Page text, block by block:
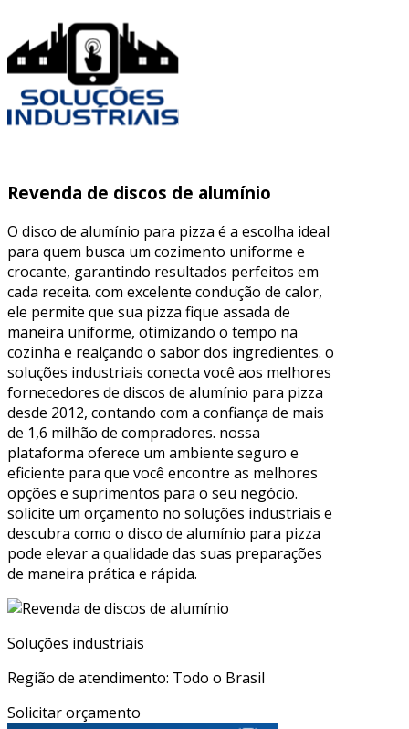
Revenda de discos de alumínio
O disco de alumínio para pizza é a escolha ideal
para quem busca um cozimento uniforme e
crocante, garantindo resultados perfeitos em
cada receita. com excelente condução de calor,
ele permite que sua pizza fique assada de
maneira uniforme, otimizando o tempo na
cozinha e realçando o sabor dos ingredientes. o
soluções industriais conecta você aos melhores
fornecedores de discos de alumínio para pizza
desde 2012, contando com a confiança de mais
de 1,6 milhão de compradores. nossa
plataforma oferece um ambiente seguro e
eficiente para que você encontre as melhores
opções e suprimentos para o seu negócio.
solicite um orçamento no soluções industriais e
descubra como o disco de alumínio para pizza
pode elevar a qualidade das suas preparações
de maneira prática e rápida.
Soluções industriais
Região de atendimento: Todo o Brasil
Solicitar orçamento